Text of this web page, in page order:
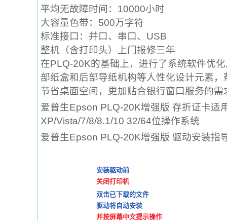
平均无故障时间：10000小时
大容量色带：500万字符
标准接口：并口、串口、USB
整机（含打印头）上门报修三年
在PLQ-20K的基础上，进行了系统软件优
部纸盒和后部导纸机构等人性化设计元素
节省桌面空间，更加贴合银行窗口服务的需
爱普生Epson PLQ-20K增强版 存折证卡适
XP/Vista/7/8/8.1/10 32/64位操作系统
爱普生Epson PLQ-20K增强版 驱动安装指
安装驱动前
关闭打印机
双击已下载的文件
驱动将自动安装
并按屏幕中文提示操作